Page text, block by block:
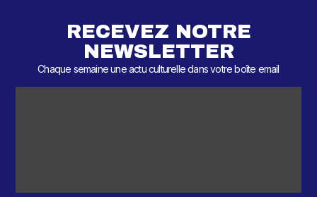
RECEVEZ NOTRE
NEWSLETTER
Chaque semaine une actu culturelle dans votre boîte email